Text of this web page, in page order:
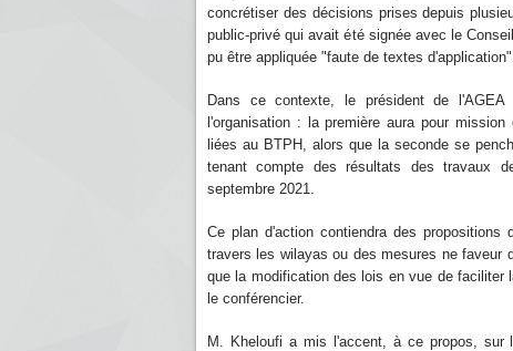
concrétiser des décisions prises depuis
public-privé qui avait été signée avec le
pu être appliquée "faute de textes
Dans ce contexte, le président de
l'organisation : la première aura pour
liées au BTPH, alors que la seconde se
tenant compte des résultats des travaux
septembre 2021.
Ce plan d'action contiendra des propositions
travers les wilayas ou des mesures ne faveur
que la modification des lois en vue de faciliter
le conférencier.
M. Kheloufi a mis l'accent, à ce propos, sur